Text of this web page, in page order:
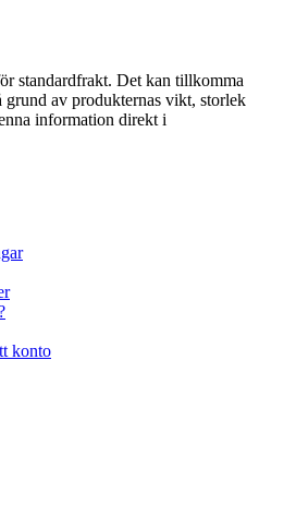
standardfrakt. Det kan tillkomma
grund av produkternas vikt, storlek
information direkt i
konto